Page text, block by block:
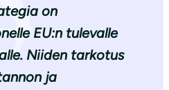
on
EU:n tulevalle
Niiden tarkotus
ja